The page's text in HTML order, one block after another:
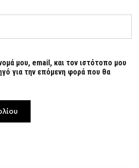
μου, email, και τον ιστότοπο μου
για την επόμενη φορά που θα